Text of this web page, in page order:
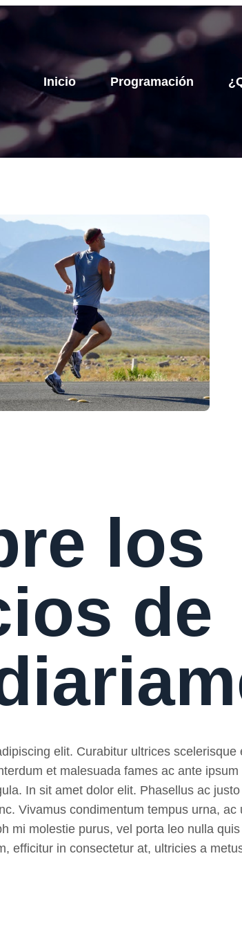
Inicio Programación
los
de
elit. Curabitur ultrices
et malesuada fames ac ante
In sit amet dolor elit. Phasellus ac
Vivamus condimentum tempus urna,
mi molestie purus, vel porta leo nulla
efficitur in consectetur at, ultricies a